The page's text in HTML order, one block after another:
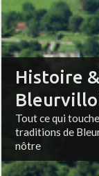
Histoire
Tout ce qui
traditions de
nôtre